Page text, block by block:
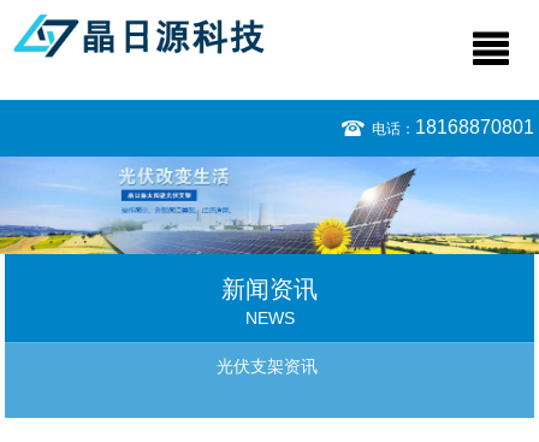
电话： 18168870801
新闻资讯
NEWS
光伏支架资讯